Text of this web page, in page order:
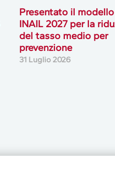
Presentato il
INAIL 2027 per la
del tasso medio per
prevenzione
31 Luglio 2026